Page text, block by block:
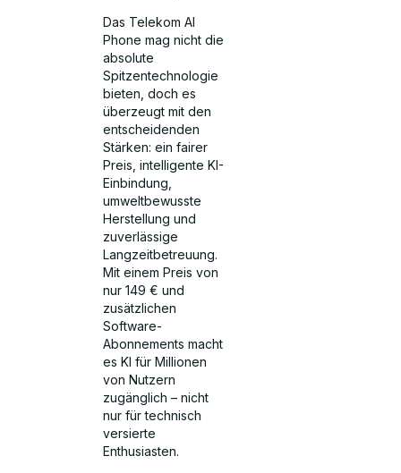
Das Telekom AI
Phone mag nicht die
absolute
Spitzentechnologie
bieten, doch es
überzeugt mit den
entscheidenden
Stärken: ein fairer
Preis, intelligente KI-
Einbindung,
umweltbewusste
Herstellung und
zuverlässige
Langzeitbetreuung.
Mit einem Preis von
nur 149 € und
zusätzlichen
Software-
Abonnements macht
es KI für Millionen
von Nutzern
zugänglich – nicht
nur für technisch
versierte
Enthusiasten.